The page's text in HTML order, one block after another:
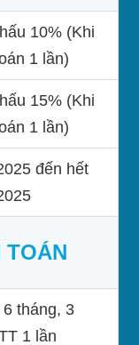
10% (Khi
1 lần)
15% (Khi
1 lần)
đến hết
TOÁN
6 tháng, 3
1 lần